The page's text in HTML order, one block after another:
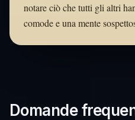
notare ciò che tutti gli altri
comode e una mente
Domande